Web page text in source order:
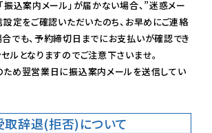
振込案内メール」が届かない場合、”迷惑メー
設定をご確認いただいたのち、お早めにご連絡
合でも、予約締切日までにお支払いが確認でき
ルとなりますのでご注意下さいませ。
め翌営業日に振込案内メールを送信してい
取辞退(拒否)について